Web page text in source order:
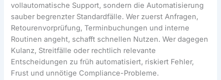
vollautomatische Support, sondern die Automatisierung
sauber begrenzter Standardfälle. Wer zuerst Anfragen,
Retourenvorprüfung, Terminbuchungen und interne
Routinen angeht, schafft schnellen Nutzen. Wer dagegen
Kulanz, Streitfälle oder rechtlich relevante
Entscheidungen zu früh automatisiert, riskiert Fehler,
Frust und unnötige Compliance-Probleme.